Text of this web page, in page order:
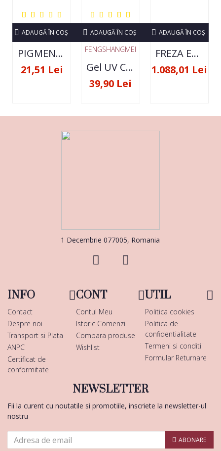
PIGMENT NEON SET 12 CULORI
21,51 Lei
ADAUGĂ ÎN COŞ
FENGSHANGMEI
Gel UV Constructie FSM 50ML - 07
39,90 Lei
ADAUGĂ ÎN COŞ
FREZA ELECTRICA STRONG 210 35000 RPM- ORIGINALA
1.088,01 Lei
ADAUGĂ ÎN COŞ
1 Decembrie 077005, Romania
INFO
Contact
Despre noi
Transport si Plata
ANPC
Certificat de
conformitate
CONT
Contul Meu
Istoric Comenzi
Compara produse
Wishlist
UTIL
Politica cookies
Politica de
confidentialitate
Termeni si conditii
Formular Returnare
NEWSLETTER
Fii la curent cu noutatile si promotiile, inscriete la newsletter-ul
nostru
ABONARE